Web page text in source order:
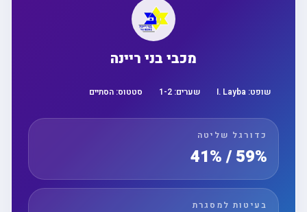
מכבי בני ריינה
שופט:I. Layba שערים: 1 -2 סטטוס:הסתיים
כדורגל שליטה
59% / 41%
בעיטות למסגרת